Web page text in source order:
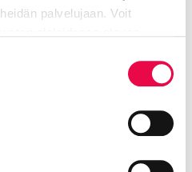
palvelujaan. Voit
koruja, kuten Vuoden
esillä olevat korut,
kokoelmaan. Juslin
mukana muutama